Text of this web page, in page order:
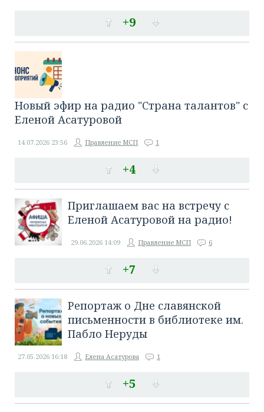
+9
Новый эфир на радио "Страна талантов" с
Еленой Асатуровой
+4
14.07.2026 23:56 Правление МСП 1
Приглашаем вас на встречу с
Еленой Асатуровой на радио!
+7
29.06.2026 14:09 Правление МСП 6
Репортаж о Дне славянской
письменности в библиотеке им.
Пабло Неруды
+5
27.05.2026 16:18 Елена Асатурова 1